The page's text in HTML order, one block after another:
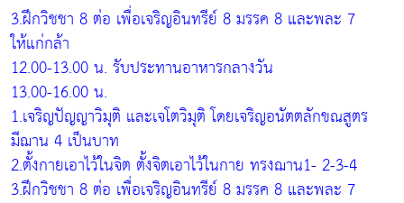
3.ฝึกวิชชา 8 ต่อ เพื่อเจริญอินทรีย์ 8 มรรค 8 และพละ 7
ให้แก่กล้า
12.00-13.00 น. รับประทานอาหารกลางวัน
13.00-16.00 น.
1.เจริญปัญญาวิมุติ และเจโตวิมุติ โดยเจริญอนัตตลักขณสูตร
มีฌาน 4 เป็นบาท
2.ตั้งกายเอาไว้ในจิต ตั้งจิตเอาไว้ในกาย ทรงฌาน1- 2-3-4
3.ฝึกวิชชา 8 ต่อ เพื่อเจริญอินทรีย์ 8 มรรค 8 และพละ 7